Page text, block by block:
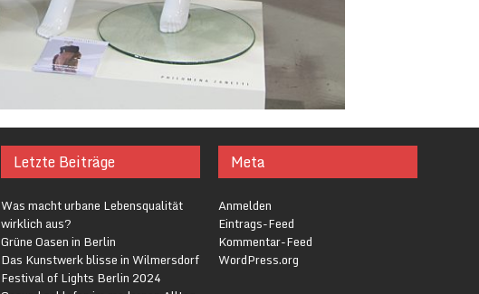
Letzte Beiträge
Was macht urbane Lebensqualität
wirklich aus?
Grüne Oasen in Berlin
Das Kunstwerk blisse in Wilmersdorf
Festival of Lights Berlin 2024
Meta
Anmelden
Eintrags-Feed
Kommentar-Feed
WordPress.org